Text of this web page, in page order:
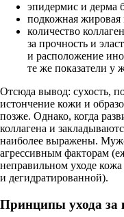
эпидермис и дерма
подкожная жировая
количество
за прочность и
и расположение
те же показатели у
Отсюда вывод: сухость,
истончение кожи и
позже. Однако, когда
коллагена и
наиболее выражены.
агрессивным факторам
неправильном уходе кожа
и дегидратированной).
Принципы ухода за